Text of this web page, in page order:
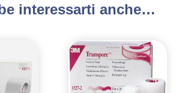
interessarti anche…